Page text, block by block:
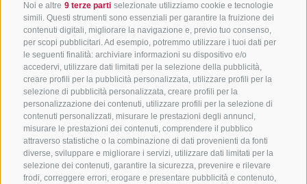
Noi e altre 9 terze parti selezionate utilizziamo cookie e tecnologie
simili. Questi strumenti sono essenziali per garantire la fruizione dei
contenuti digitali, migliorare la navigazione e, previo tuo consenso,
per scopi pubblicitari. Ad esempio, potremmo utilizzare i tuoi dati per
le seguenti finalità: archiviare informazioni su dispositivo e/o
accedervi, utilizzare dati limitati per la selezione della pubblicità,
creare profili per la pubblicità personalizzata, utilizzare profili per la
selezione di pubblicità personalizzata, creare profili per la
personalizzazione dei contenuti, utilizzare profili per la selezione di
contenuti personalizzati, misurare le prestazioni degli annunci,
misurare le prestazioni dei contenuti, comprendere il pubblico
attraverso statistiche o la combinazione di dati provenienti da fonti
diverse, sviluppare e migliorare i servizi, utilizzare dati limitati per la
selezione dei contenuti, garantire la sicurezza, prevenire e rilevare
frodi, correggere errori, erogare e presentare pubblicità e contenuto,
CONTATTACI
+39 0472 765325/+39 0472 760608/+39 0472
632372
info@sterzing-ratschings.it